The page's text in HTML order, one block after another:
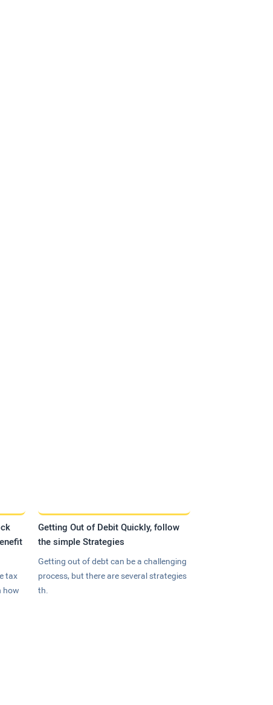
tax
how
Getting Out of Debit Quickly, follow
the simple Strategies
Getting out of debt can be a challenging
process, but there are several strategies
th.